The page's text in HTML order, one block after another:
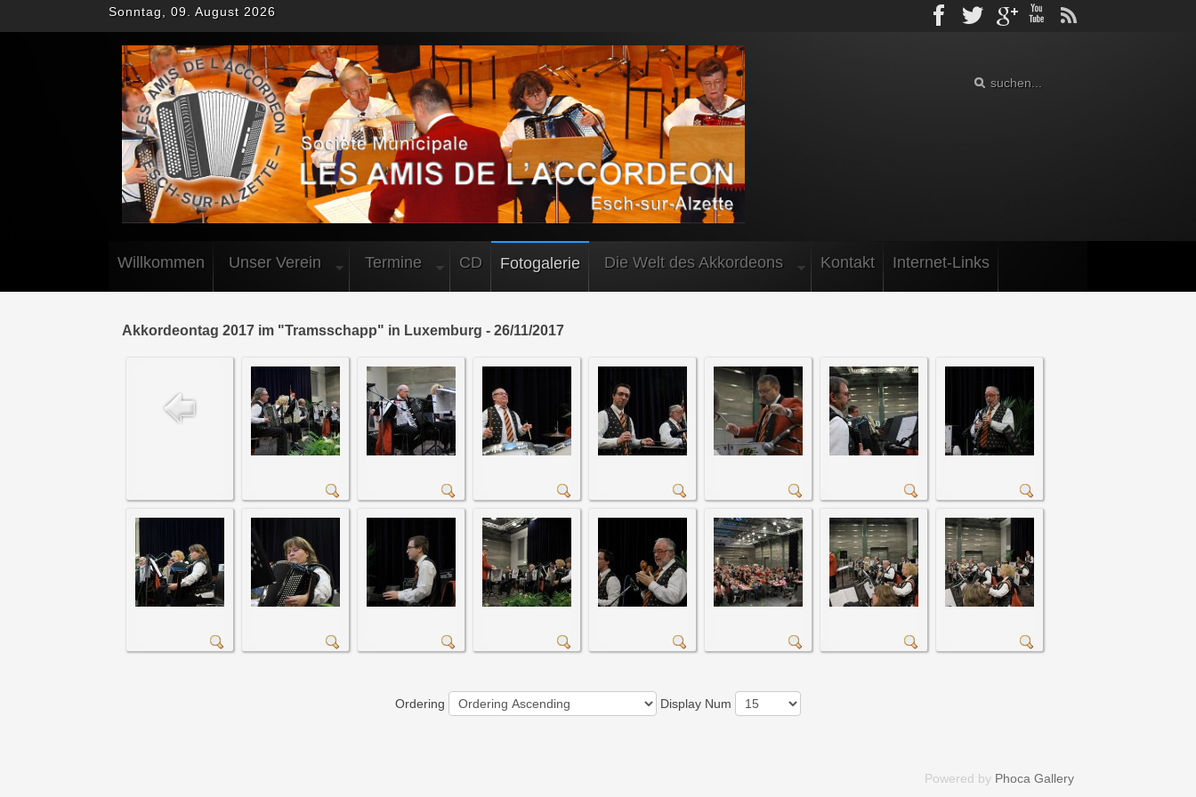
Sonntag, 09. August 2026 FacebookTwittergplusYoutube
Willkommen Unser Verein Termine CD Fotogalerie Die Welt des Akkordeons Kontakt Internet-Links
Akkordeontag 2017 im "Tramsschapp" in Luxemburg - 26/11/2017
Ordering Display Num
Powered by Phoca Gallery